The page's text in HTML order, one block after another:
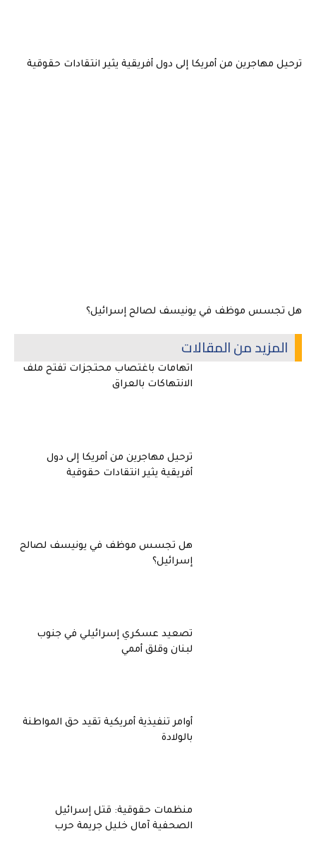
ترحيل مهاجرين من أمريكا إلى دول أفريقية يثير انتقادات حقوقية
هل تجسس موظف في يونيسف لصالح إسرائيل؟
المزيد من المقالات
اتهامات باغتصاب محتجزات تفتح ملف
الانتهاكات بالعراق
ترحيل مهاجرين من أمريكا إلى دول
أفريقية يثير انتقادات حقوقية
هل تجسس موظف في يونيسف لصالح
إسرائيل؟
تصعيد عسكري إسرائيلي في جنوب
لبنان وقلق أممي
أوامر تنفيذية أمريكية تقيد حق المواطنة
بالولادة
منظمات حقوقية: قتل إسرائيل
الصحفية آمال خليل جريمة حرب